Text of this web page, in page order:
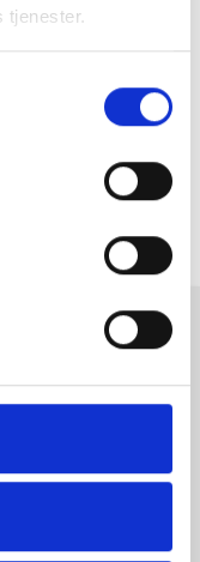
tjenester.